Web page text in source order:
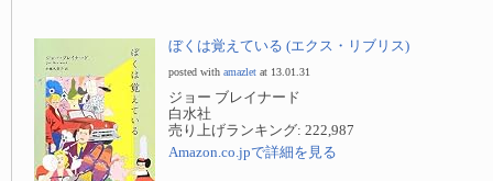
ぼくは覚えている (エクス・リブリス)
posted with amazlet at 13.01.31
ジョー ブレイナード
白水社
売り上げランキング: 222,987
Amazon.co.jpで詳細を見る